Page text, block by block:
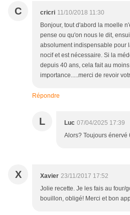
C cricri 11/10/2018 11:30
Bonjour, tout d'abord la moelle
pense ou qu'on nous le dit,
absolument indispensable pour
nocif et est nécessaire. Si la
depuis 40 ans, cela fait au
importance.....merci de revoir
Répondre
L Luc 07/04/2025 17:39
Alors? Toujours énervé
X Xavier 23/11/2017 17:52
Jolie recette. Je les fais au four/
bouillon, obligé! Merci et bon